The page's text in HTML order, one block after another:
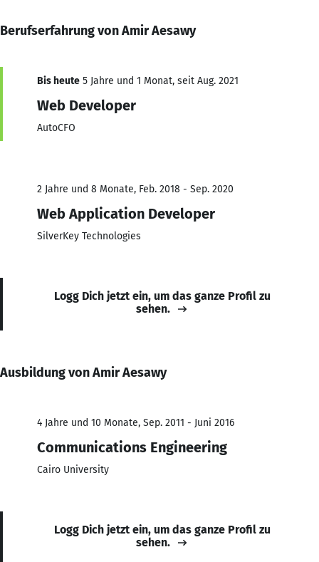
Berufserfahrung von Amir Aesawy
Bis heute 5 Jahre und 1 Monat, seit Aug. 2021
Web Developer
AutoCFO
2 Jahre und 8 Monate, Feb. 2018 - Sep. 2020
Web Application Developer
SilverKey Technologies
Logg Dich jetzt ein, um das ganze Profil zu
sehen.
Ausbildung von Amir Aesawy
4 Jahre und 10 Monate, Sep. 2011 - Juni 2016
Communications Engineering
Cairo University
Logg Dich jetzt ein, um das ganze Profil zu
sehen.